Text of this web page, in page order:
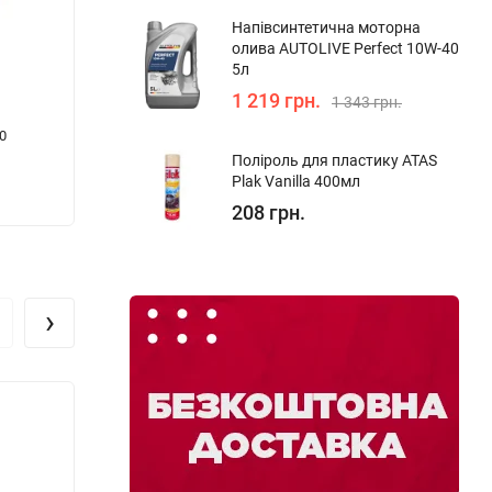
Антрацит J-8 400 мл
359 грн.
›
Напівсинтетична моторна
олива AUTOLIVE Perfect 10W-40
5л
1 219 грн. 1 343 грн.
Поліроль для пластику ATAS
Plak Vanilla 400мл
208 грн.